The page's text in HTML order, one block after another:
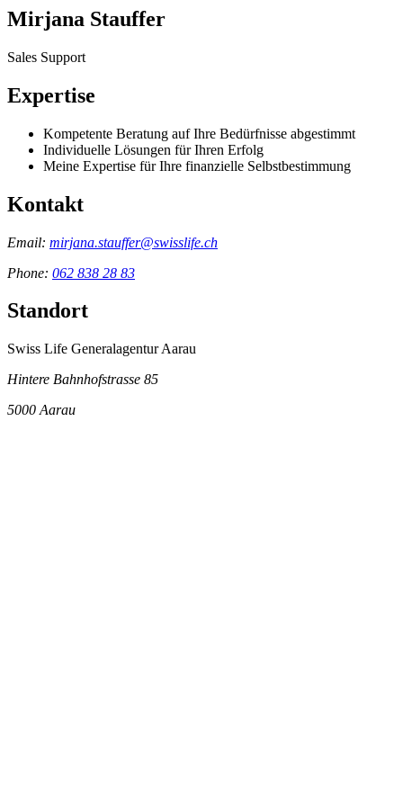
Mirjana Stauffer
Sales Support
Expertise
Kompetente Beratung auf Ihre Bedürfnisse abgestimmt
Individuelle Lösungen für Ihren Erfolg
Meine Expertise für Ihre finanzielle Selbstbestimmung
Kontakt
Email: mirjana.stauffer@swisslife.ch
Phone: 062 838 28 83
Standort
Swiss Life Generalagentur Aarau
Hintere Bahnhofstrasse 85
5000 Aarau